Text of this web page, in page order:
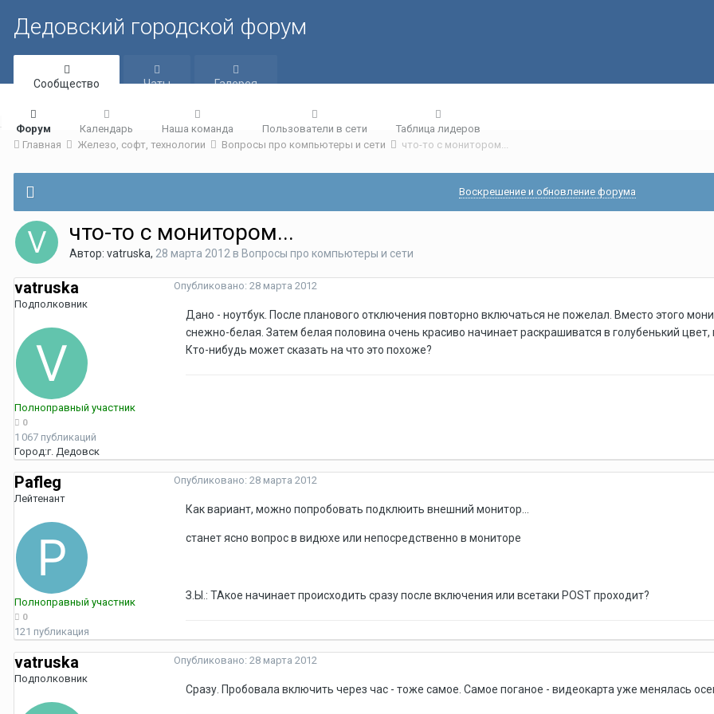
Дедовский городской форум
Сообщество
Форум Календарь Наша команда Пользователи в сети Таблица лидеров
Чаты Галерея
Главная Железо, софт, технологии Вопросы про компьютеры и сети что-то с монитором...
Воскрешение и обновление форума
что-то с монитором...
Автор: vatruska, 28 марта 2012 в Вопросы про компьютеры и сети
vatruska
Подполковник
Полноправный участник
0
1 067 публикаций
Город:г. Дедовск
Опубликовано: 28 марта 2012
Дано - ноутбук. После планового отключения повторно включаться не пожелал. Вместо этого
снежно-белая. Затем белая половина очень красиво начинает раскрашиватся в голубенький
Кто-нибудь может сказать на что это похоже?
Pafleg
Лейтенант
Полноправный участник
0
121 публикация
Опубликовано: 28 марта 2012
Как вариант, можно попробовать подклюить внешний монитор...
станет ясно вопрос в видюхе или непосредственно в мониторе
З.Ы.: ТАкое начинает происходить сразу после включения или всетаки POST проходит?
vatruska
Подполковник
Опубликовано: 28 марта 2012
Сразу. Пробовала включить через час - тоже самое. Самое поганое - видеокарта уже менялась